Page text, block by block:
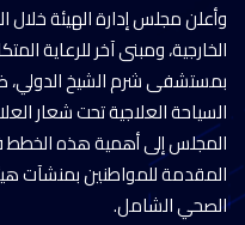
وأعلن مجلس إدارة الهيئة خلال
الخارجية، ومبنى آخر للرعاية
بمستشفى شرم الشيخ الدولي،
السياحة العلاجية تحت شعار
المجلس إلى أهمية هذه الخطط
المقدمة للمواطنين بمنشآت
الصحي الشامل.